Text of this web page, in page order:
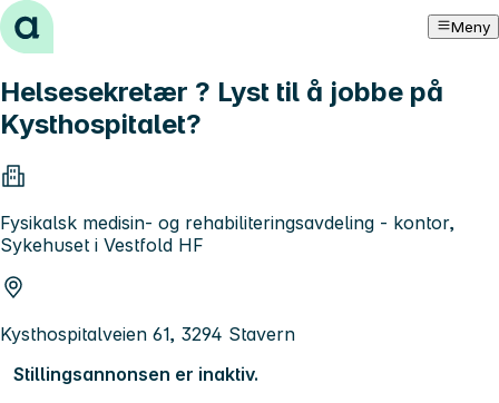
Hopp til innhold Meny
Helsesekretær ? Lyst til å jobbe på
Kysthospitalet?
Fysikalsk medisin- og rehabiliteringsavdeling - kontor,
Sykehuset i Vestfold HF
Kysthospitalveien 61, 3294 Stavern
Stillingsannonsen er inaktiv.